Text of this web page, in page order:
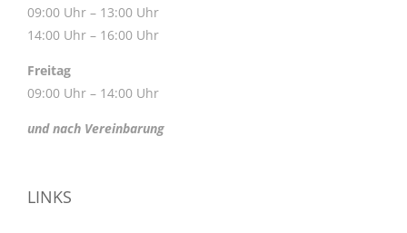
09:00 Uhr – 13:00 Uhr
14:00 Uhr – 16:00 Uhr
Freitag
09:00 Uhr – 14:00 Uhr
und nach Vereinbarung
LINKS